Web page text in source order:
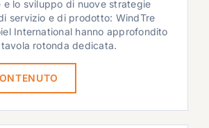
e lo sviluppo di nuove strategie
servizio e di prodotto: WindTre
International hanno approfondito
rotonda dedicata.